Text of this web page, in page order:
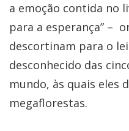
a emoção contida no
para a esperança” –
descortinam para o
desconhecido das
mundo, às quais eles
megaflorestas.